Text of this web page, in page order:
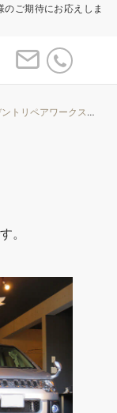
ご期待にお応えしま
トリペアワークス
。